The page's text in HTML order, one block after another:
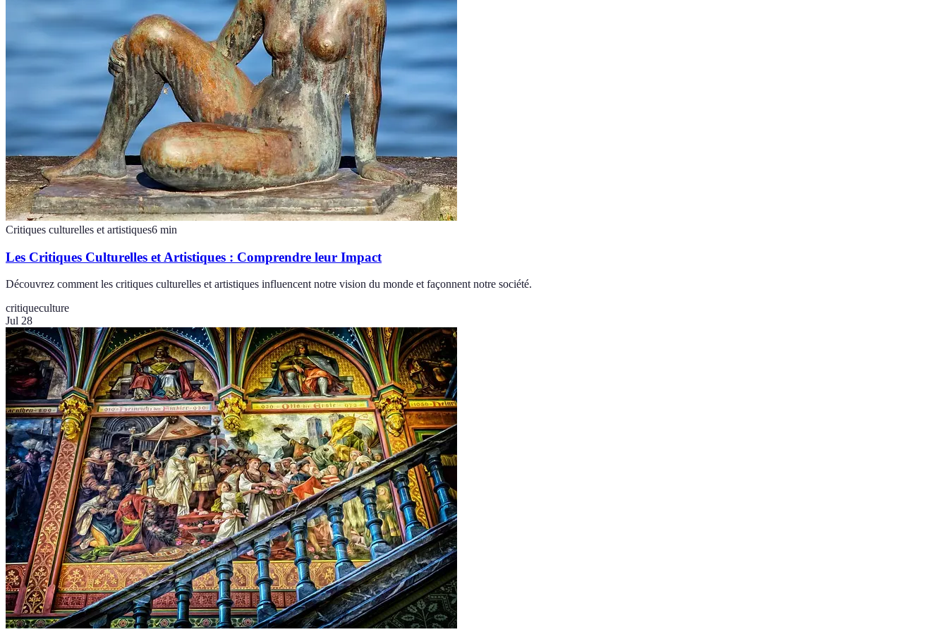
Critiques culturelles et artistiques6 min
Les Critiques Culturelles et Artistiques : Comprendre leur Impact
Découvrez comment les critiques culturelles et artistiques influencent notre vision du monde et façonnent notre société.
critiqueculture
Jul 28